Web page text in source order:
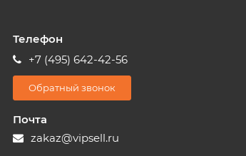
Телефон
+7 (495) 642-42-56
Обратный звонок
Почта
zakaz@vipsell.ru